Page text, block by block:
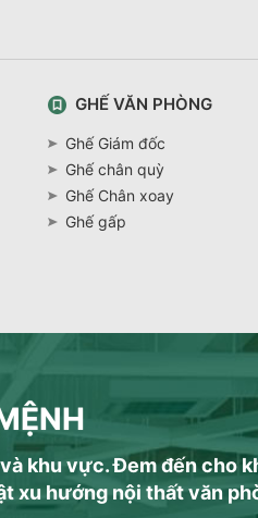
GHẾ VĂN PHÒNG
Ghế Giám đốc
Ghế chân quỳ
Ghế Chân xoay
Ghế gấp
khu vực. Đem đến cho
xu hướng nội thất văn